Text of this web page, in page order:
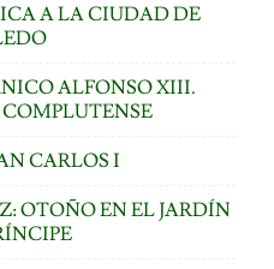
A LA CIUDAD DE
ALFONSO XIII.
CARLOS I
OTOÑO EN EL JARDÍN